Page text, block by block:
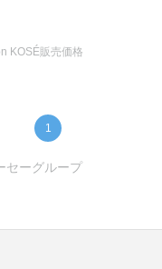
KOSÉ販売価格
1
セーグループ